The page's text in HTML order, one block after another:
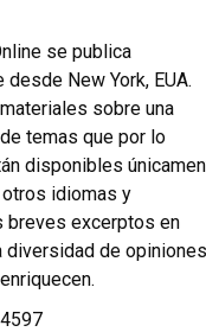
se publica
desde New York, EUA.
sobre una
temas que por lo
disponibles
idiomas y
breves excerptos en
diversidad de